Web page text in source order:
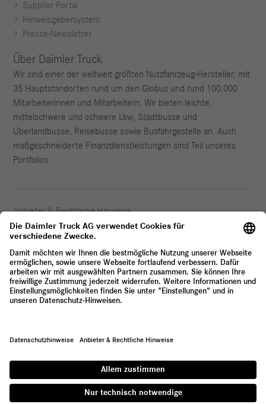
Supplier Portal
Hinweisgebersystem
Presse-Newsletter
Über Daimler Truck
Wir sind einer der weltweit größten Nutzfahrzeug-Hersteller, mit
35 Hauptstandorten rund um den Globus und rund 100.000
Mitarbeiterinnen und Mitarbeitern. Wir bieten leichte,
mittelschwere und schwere Lkw, Stadtbusse und
Überlandbusse, Reisebusse sowie Busfahrgestelle an. Auch
maßgeschneiderte Finanzdienstleistungen sind Teil unseres
Portfolios.
Anbieter & Rechtliche Hinweise
Datenschutz